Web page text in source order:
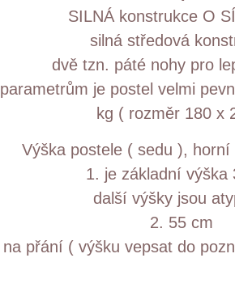
SILNÁ konstrukce O
silná středová
dvě tzn. páté nohy pro
je postel velmi
kg ( rozměr 180 x
Výška postele ( sedu ), horní
1. je základní výška
další výšky jsou
2. 55 cm
na přání ( výšku vepsat do